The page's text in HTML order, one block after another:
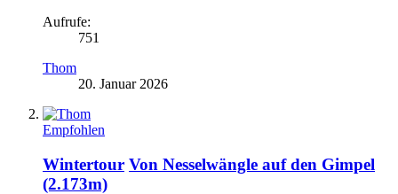
Aufrufe:
751
Thom
20. Januar 2026
Empfohlen
Wintertour Von Nesselwängle auf den Gimpel
(2.173m)